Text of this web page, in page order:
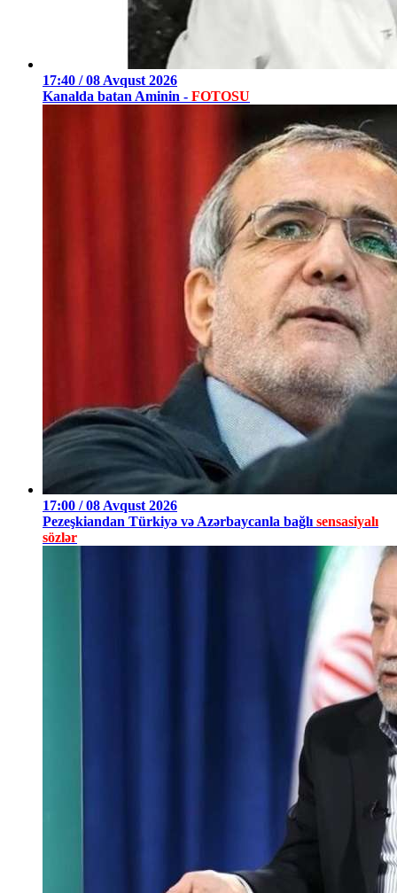
17:40 / 08 Avqust 2026
Kanalda batan Aminin - FOTOSU
17:00 / 08 Avqust 2026
Pezeşkiandan Türkiyə və Azərbaycanla bağlı sensasiyalı
sözlər